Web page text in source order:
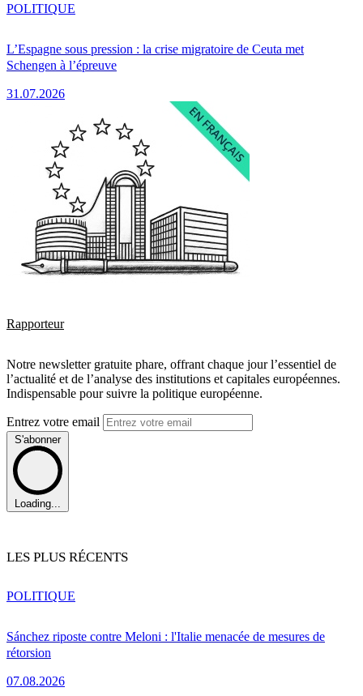
L’Espagne sous pression : la crise migratoire de Ceuta met
Schengen à l’épreuve
31.07.2026
POLITIQUE
Rapporteur
Notre newsletter gratuite phare, offrant chaque jour l’essentiel de
l’actualité et de l’analyse des institutions et capitales européennes.
Indispensable pour suivre la politique européenne.
Entrez votre email
S'abonner
Loading...
LES PLUS RÉCENTS
Sánchez riposte contre Meloni : l'Italie menacée de mesures de
rétorsion
07.08.2026
POLITIQUE